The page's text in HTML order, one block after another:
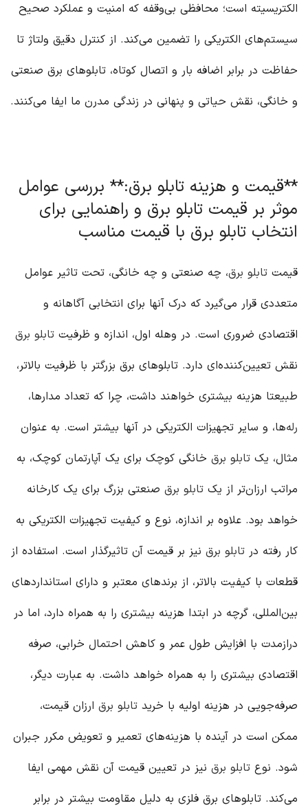
الکتریسیته است؛ محافظی بی‌وقفه که امنیت و عملکرد صحیح
سیستم‌های الکتریکی را تضمین می‌کند. از کنترل دقیق ولتاژ تا
حفاظت در برابر اضافه بار و اتصال کوتاه، تابلوهای برق صنعتی
و خانگی، نقش حیاتی و پنهانی در زندگی مدرن ما ایفا می‌کنند.
**قیمت و هزینه تابلو برق:** بررسی عوامل
موثر بر قیمت تابلو برق و راهنمایی برای
انتخاب تابلو برق با قیمت مناسب
قیمت تابلو برق، چه صنعتی و چه خانگی، تحت تاثیر عوامل
متعددی قرار می‌گیرد که درک آنها برای انتخابی آگاهانه و
اقتصادی ضروری است. در وهله اول، اندازه و ظرفیت تابلو برق
نقش تعیین‌کننده‌ای دارد. تابلوهای برق بزرگتر با ظرفیت بالاتر،
طبیعتا هزینه بیشتری خواهند داشت، چرا که تعداد مدارها،
رله‌ها، و سایر تجهیزات الکتریکی در آنها بیشتر است. به عنوان
مثال، یک تابلو برق خانگی کوچک برای یک آپارتمان کوچک، به
مراتب ارزان‌تر از یک تابلو برق صنعتی بزرگ برای یک کارخانه
خواهد بود. علاوه بر اندازه، نوع و کیفیت تجهیزات الکتریکی به
کار رفته در تابلو برق نیز بر قیمت آن تاثیرگذار است. استفاده از
قطعات با کیفیت بالاتر، از برندهای معتبر و دارای استانداردهای
بین‌المللی، گرچه در ابتدا هزینه بیشتری را به همراه دارد، اما در
درازمدت با افزایش طول عمر و کاهش احتمال خرابی، صرفه
اقتصادی بیشتری را به همراه خواهد داشت. به عبارت دیگر،
صرفه‌جویی در هزینه اولیه با خرید تابلو برق ارزان قیمت،
ممکن است در آینده با هزینه‌های تعمیر و تعویض مکرر جبران
شود. نوع تابلو برق نیز در تعیین قیمت آن نقش مهمی ایفا
می‌کند. تابلوهای برق فلزی به دلیل مقاومت بیشتر در برابر